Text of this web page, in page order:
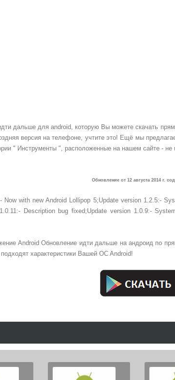
дальше для android, которую Вы можете скачать
версия на телефоне, учтите это! Ещё мы
" Инструменты ", расположенные на нашем сайте - не
Обновление от 12 августа 2014 г.
- Now with new Android Lollipop 5;Update version 1.2.5:-
- Description bug fixed;Update version 1.0.9:-
Android Обновление идти дальше на андроид по
характеристики Вашей OC Android!